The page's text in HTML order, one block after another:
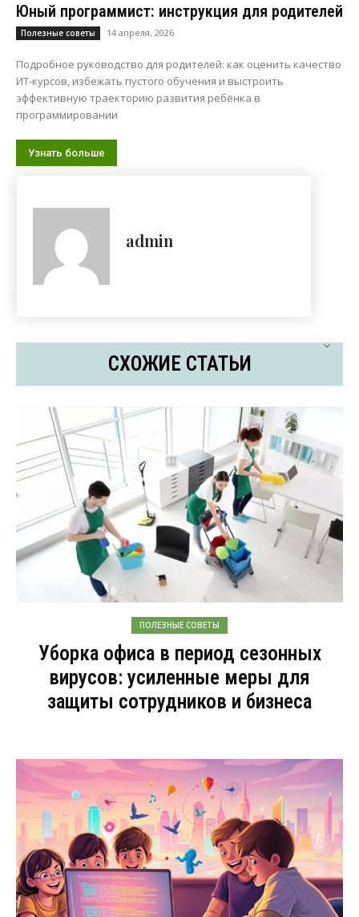
Юный программист: инструкция для родителей
Полезные советы 14 апреля, 2026
Подробное руководство для родителей: как оценить качество
ИТ-курсов, избежать пустого обучения и выстроить
эффективную траекторию развития ребёнка в
программировании
Узнать больше
admin
СХОЖИЕ СТАТЬИ
ПОЛЕЗНЫЕ СОВЕТЫ
Уборка офиса в период сезонных
вирусов: усиленные меры для
защиты сотрудников и бизнеса